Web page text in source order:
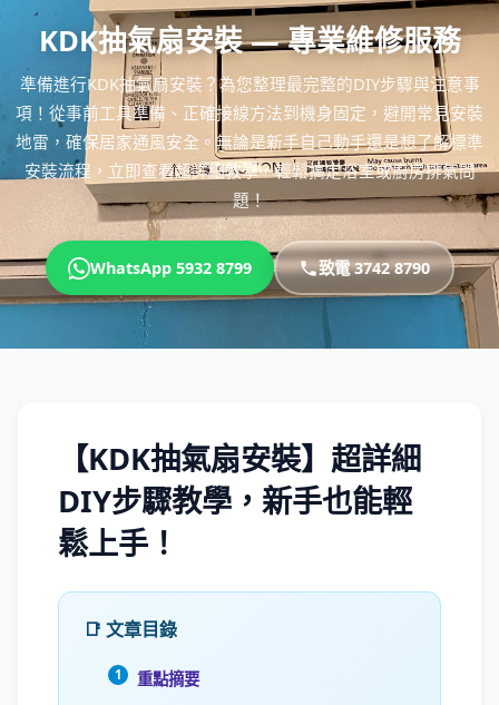
KDK抽氣扇安裝 — 專業維修服務
準備進行KDK抽氣扇安裝？為您整理最完整的DIY步驟與注意事
項！從事前工具準備、正確接線方法到機身固定，避開常見安裝
地雷，確保居家通風安全。無論是新手自己動手還是想了解標準
安裝流程，立即查看超詳細教學，輕鬆搞定浴室或廚房排氣問
題！
WhatsApp 5932 8799 致電 3742 8790
【KDK抽氣扇安裝】超詳細
DIY步驟教學，新手也能輕
鬆上手！
📑 文章目錄
重點摘要